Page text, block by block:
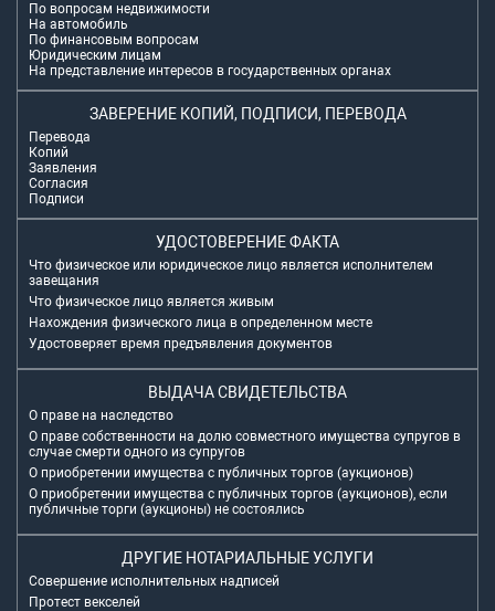
По вопросам недвижимости
На автомобиль
По финансовым вопросам
Юридическим лицам
На представление интересов в государственных органах
ЗАВЕРЕНИЕ КОПИЙ, ПОДПИСИ, ПЕРЕВОДА
Перевода
Копий
Заявления
Согласия
Подписи
УДОСТОВЕРЕНИЕ ФАКТА
Что физическое или юридическое лицо является исполнителем
завещания
Что физическое лицо является живым
Нахождения физического лица в определенном месте
Удостоверяет время предъявления документов
ВЫДАЧА СВИДЕТЕЛЬСТВА
О праве на наследство
О праве собственности на долю совместного имущества супругов в
случае смерти одного из супругов
О приобретении имущества с публичных торгов (аукционов)
О приобретении имущества с публичных торгов (аукционов), если
публичные торги (аукционы) не состоялись
ДРУГИЕ НОТАРИАЛЬНЫЕ УСЛУГИ
Совершение исполнительных надписей
Протест векселей